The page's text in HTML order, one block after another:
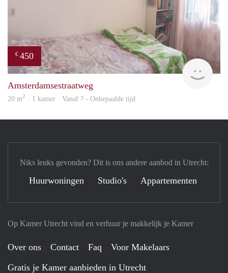
€ 450
Amsterdamsestraatweg
20 m2 · 1 kamer · Vanaf ? - Onbepaalde tijd
Op Kamer Utrecht vind en verhuur je makkelijk je Kamer
Over ons Contact Faq
Voor Makelaars
Gratis je Kamer aanbieden in Utrecht
Niks leuks gevonden? Dit is ons andere aanbod in Utrecht:
Huurwoningen Studio's Appartementen